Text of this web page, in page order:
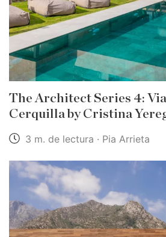
The Architect Series 4:
Cerquilla by Cristina
3 m. de lectura · Pia Arrieta